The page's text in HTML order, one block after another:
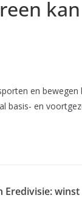
en bewegen
basis- en
Eredivisie: